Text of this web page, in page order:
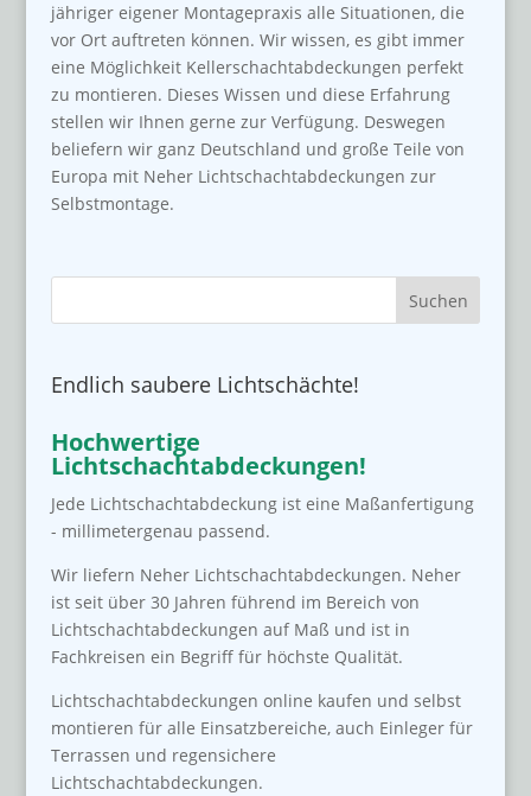
jähriger eigener Montagepraxis alle Situationen, die
vor Ort auftreten können. Wir wissen, es gibt immer
eine Möglichkeit Kellerschachtabdeckungen perfekt
zu montieren. Dieses Wissen und diese Erfahrung
stellen wir Ihnen gerne zur Verfügung. Deswegen
beliefern wir ganz Deutschland und große Teile von
Europa mit Neher Lichtschachtabdeckungen zur
Selbstmontage.
Endlich saubere Lichtschächte!
Hochwertige
Lichtschachtabdeckungen!
Jede Lichtschachtabdeckung ist eine Maßanfertigung
- millimetergenau passend.
Wir liefern Neher Lichtschachtabdeckungen. Neher
ist seit über 30 Jahren führend im Bereich von
Lichtschachtabdeckungen auf Maß und ist in
Fachkreisen ein Begriff für höchste Qualität.
Lichtschachtabdeckungen online kaufen und selbst
montieren für alle Einsatzbereiche, auch Einleger für
Terrassen und regensichere
Lichtschachtabdeckungen.